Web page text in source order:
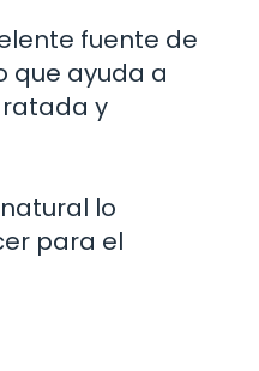
fuente de
que ayuda a
y
lo
para el